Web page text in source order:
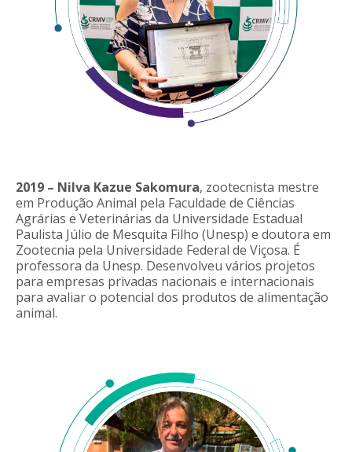
2019 – Nilva Kazue Sakomura, zootecnista mestre
em Produção Animal pela Faculdade de Ciências
Agrárias e Veterinárias da Universidade Estadual
Paulista Júlio de Mesquita Filho (Unesp) e doutora em
Zootecnia pela Universidade Federal de Viçosa. É
professora da Unesp. Desenvolveu vários projetos
para empresas privadas nacionais e internacionais
para avaliar o potencial dos produtos de alimentação
animal.